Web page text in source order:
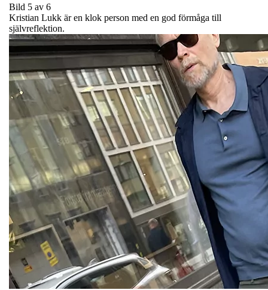
Bild 5 av 6
Kristian Lukk är en klok person med en god förmåga till
självreflektion.